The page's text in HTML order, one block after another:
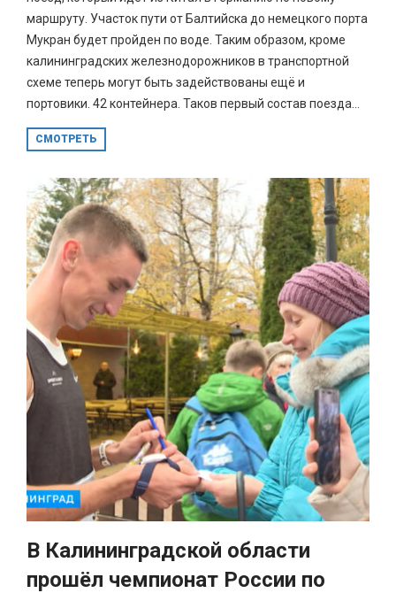
маршруту. Участок пути от Балтийска до немецкого порта
Мукран будет пройден по воде. Таким образом, кроме
калининградских железнодорожников в транспортной
схеме теперь могут быть задействованы ещё и
портовики. 42 контейнера. Таков первый состав поезда...
СМОТРЕТЬ
В Калининградской области
прошёл чемпионат России по